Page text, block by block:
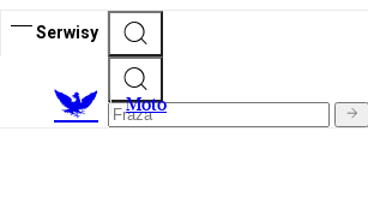
Serwisy
Moto